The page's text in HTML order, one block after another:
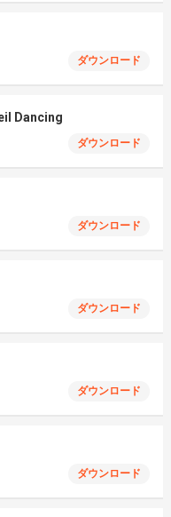
ダウンロード
Dancing
ダウンロード
ダウンロード
ダウンロード
ダウンロード
ダウンロード